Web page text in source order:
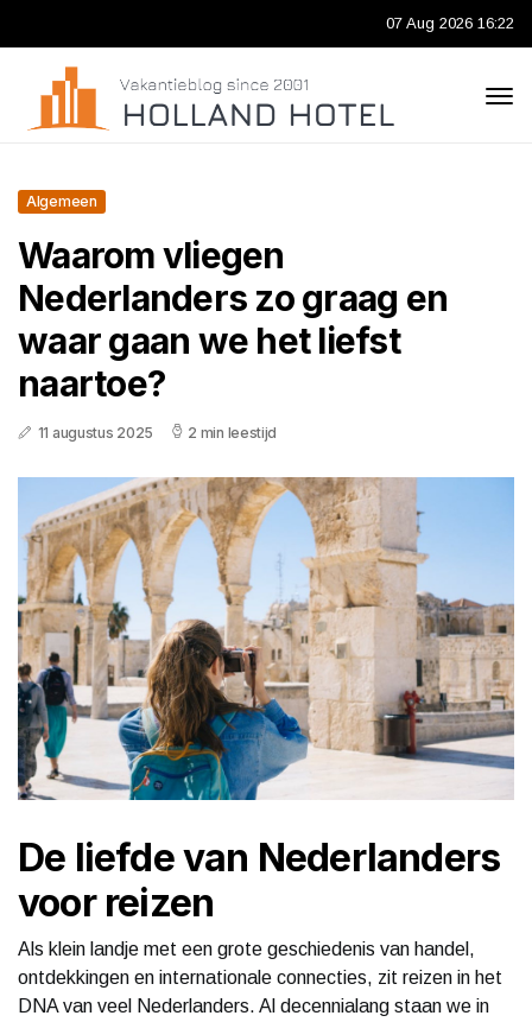
07 Aug 2026 16:22
Algemeen
Waarom vliegen
Nederlanders zo graag en
waar gaan we het liefst
naartoe?
11 augustus 2025 2 min leestijd
De liefde van Nederlanders
voor reizen
Als klein landje met een grote geschiedenis van handel,
ontdekkingen en internationale connecties, zit reizen in het
DNA van veel Nederlanders. Al decennialang staan we in